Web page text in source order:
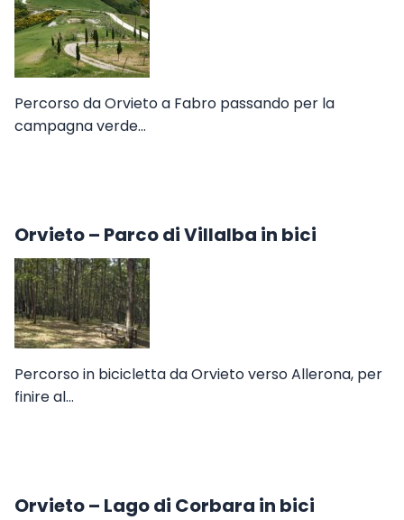
Percorso da Orvieto a Fabro passando per la
campagna verde…
Orvieto – Parco di Villalba in bici
Percorso in bicicletta da Orvieto verso Allerona, per
finire al…
Orvieto – Lago di Corbara in bici